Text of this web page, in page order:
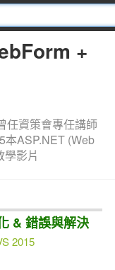
+
任資策會專任講師
本ASP.NET (Web
學影片
& 錯誤與解決
2015